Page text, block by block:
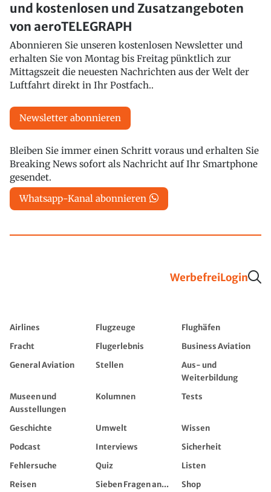
und kostenlosen und Zusatzangeboten
von aeroTELEGRAPH
Abonnieren Sie unseren kostenlosen Newsletter und
erhalten Sie von Montag bis Freitag pünktlich zur
Mittagszeit die neuesten Nachrichten aus der Welt der
Luftfahrt direkt in Ihr Postfach..
Newsletter abonnieren
Bleiben Sie immer einen Schritt voraus und erhalten Sie
Breaking News sofort als Nachricht auf Ihr Smartphone
gesendet.
Whatsapp-Kanal abonnieren
WerbefreiLogin
Airlines Flugzeuge
Flughäfen
Fracht
Flugerlebnis
Business Aviation
General Aviation
Stellen
Aus- und
Weiterbildung
Museen und
Ausstellungen
Kolumnen Tests
Geschichte Umwelt
Wissen
Podcast
Interviews
Sicherheit
Fehlersuche
Quiz
Listen
Reisen
Sieben Fragen an...
Shop